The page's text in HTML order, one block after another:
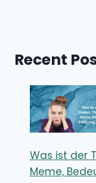
Recent
Was ist der
Meme,